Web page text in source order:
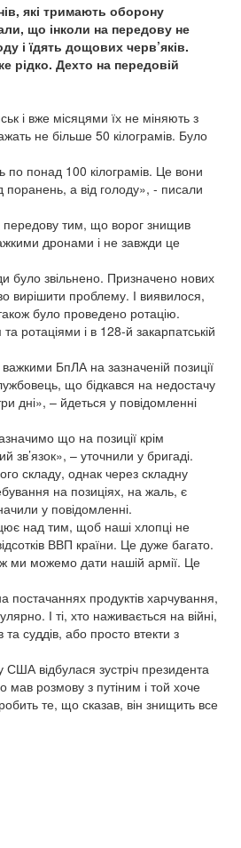
які тримають оборону
що інколи на передову не
і їдять дощових черв’яків.
рідко. Дехто на передовій
і вже місяцями їх не міняють з
не більше 50 кілограмів. Було
по понад 100 кілограмів. Це вони
поранень, а від голоду», - писали
передову тим, що ворог знищив
дронами і не завжди це
звільнено. Призначено нових
вирішити проблему. І виявилося,
було проведено ротацію.
ротаціями і в 128-й закарпатській
БпЛА на зазначеній позиції
що бідкався на недостачу
дні», – йдеться у повідомленні
що на позиції крім
зв’язок», – уточнили у бригаді.
складу, однак через складну
на позиціях, на жаль, є
у повідомленні.
над тим, щоб наші хлопці не
ВВП країни. Це дуже багато.
ми можемо дати нашій армії. Це
постачаннях продуктів харчування,
І ті, хто наживається на війні,
суддів, або просто втекти з
відбулася зустріч президента
розмову з путіним і той хоче
те, що сказав, він знищить все